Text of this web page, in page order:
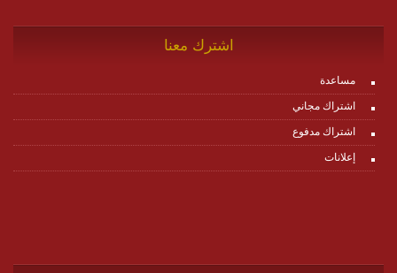
اشترك معنا
مساعدة
اشتراك مجاني
اشتراك مدفوع
إعلانات